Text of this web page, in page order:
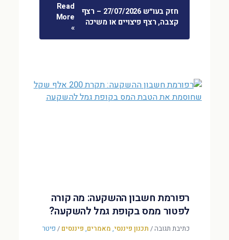
חזק בעו״ש 27/07/2026 – רצף
קצבה, רצף פיצויים או משיכה
Read
More
»
רפורמת חשבון ההשקעה: מה קורה
לפטור ממס בקופת גמל להשקעה?
כתיבת תגובה/ תכנון פיננסי, מאמרים, פיננסים / פיטר